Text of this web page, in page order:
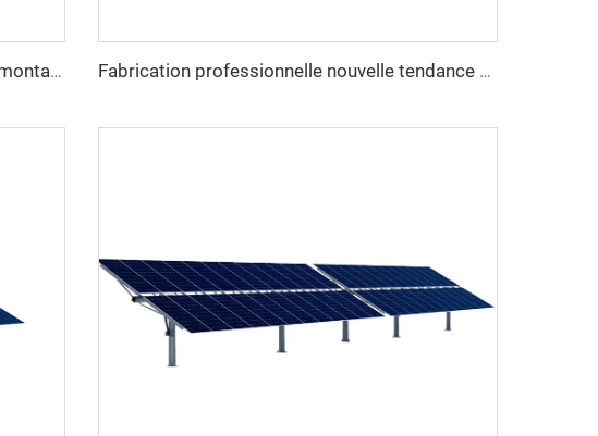
Suiveur solaire à un axe de haute qualité montage facile module plat double verre système solaire 10kW excellent rapport qualité-prix en acier Fabrication professionnelle nouvelle tendance kit de suiveur solaire 1MW à un axe lourd en acier système de suivi solaire uniaxial découpe sur mesure